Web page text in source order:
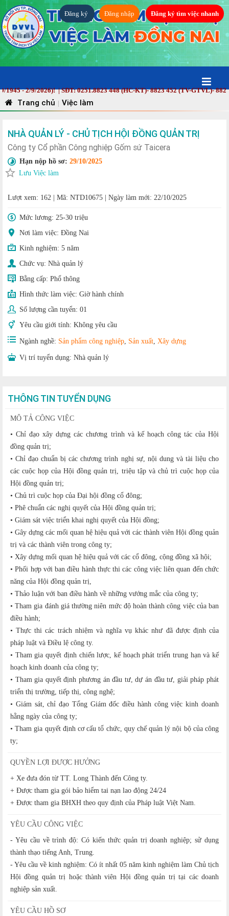
Đăng ký Đăng nhập Đăng ký tìm việc nhanh
2/9/2026)! | SĐT: 0251.8823 448 (HC-KT)- 8823 452 (TV-GTVL)- 8823
Trang chủ | Việc làm
NHÀ QUẢN LÝ - CHỦ TỊCH HỘI ĐỒNG QUẢN TRỊ
Công ty Cổ phần Công nghiệp Gốm sứ Taicera
Hạn nộp hồ sơ: 29/10/2025
Lưu Việc làm
Lượt xem: 162 Mã: NTD10675 Ngày làm mới: 22/10/2025
Mức lương: 25-30 triệu
Nơi làm việc: Đồng Nai
Kinh nghiệm: 5 năm
Chức vụ: Nhà quản lý
Bằng cấp: Phổ thông
Hình thức làm việc: Giờ hành chính
Số lượng cần tuyển: 01
Yêu cầu giới tính: Không yêu cầu
Ngành nghề: Sản phẩm công nghiệp, Sản xuất, Xây dựng
Vị trí tuyển dụng: Nhà quản lý
THÔNG TIN TUYỂN DỤNG
MÔ TẢ CÔNG VIỆC
• Chỉ đạo xây dựng các chương trình và kế hoạch công tác của Hội
đồng quản trị;
• Chỉ đạo chuẩn bị các chương trình nghị sự, nội dung và tài liệu cho
các cuộc họp của Hội đồng quản trị, triệu tập và chủ trì cuộc họp của
Hội đồng quản trị;
• Chủ trì cuộc họp của Đại hội đồng cổ đông;
• Phê chuẩn các nghị quyết của Hội đồng quản trị;
• Giám sát việc triển khai nghị quyết của Hội đồng;
• Gây dựng các mối quan hệ hiệu quả với các thành viên Hội đồng quản
trị và các thành viên trong công ty;
• Xây dựng mối quan hệ hiệu quả với các cổ đông, cộng đồng xã hội;
• Phối hợp với ban điều hành thực thi các công việc liên quan đến chức
năng của Hội đồng quản trị,
• Thảo luận với ban điều hành về những vướng mắc của công ty;
• Tham gia đánh giá thường niên mức độ hoàn thành công việc của ban
điều hành;
• Thực thi các trách nhiệm và nghĩa vụ khác như đã được định của
pháp luật và Điều lệ công ty.
• Tham gia quyết định chiến lược, kế hoạch phát triển trung hạn và kế
hoạch kinh doanh của công ty;
• Tham gia quyết định phương án đầu tư, dự án đầu tư, giải pháp phát
triển thị trường, tiếp thị, công nghệ;
• Giám sát, chỉ đạo Tổng Giám đốc điều hành công việc kinh doanh
hằng ngày của công ty;
• Tham gia quyết định cơ cấu tổ chức, quy chế quản lý nội bộ của công
ty;
QUYỀN LỢI ĐƯỢC HƯỞNG
+ Xe đưa đón từ TT. Long Thành đến Công ty.
+ Được tham gia gói bảo hiểm tai nạn lao động 24/24
+ Được tham gia BHXH theo quy định của Pháp luật Việt Nam.
YÊU CẦU CÔNG VIỆC
- Yêu cầu về trình độ: Có kiến thức quản trị doanh nghiệp; sử dụng
thành thạo tiếng Anh, Trung.
- Yêu cầu về kinh nghiệm: Có ít nhất 05 năm kinh nghiệm làm Chủ tịch
Hội đồng quản trị hoặc thành viên Hội đồng quản trị tại các doanh
nghiệp sản xuất.
YÊU CẦU HỒ SƠ